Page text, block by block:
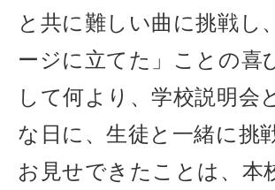
と共に難しい曲に挑戦し
ージに立てた」ことの喜
して何より、学校説明会
な日に、生徒と一緒に挑
お見せできたことは、本